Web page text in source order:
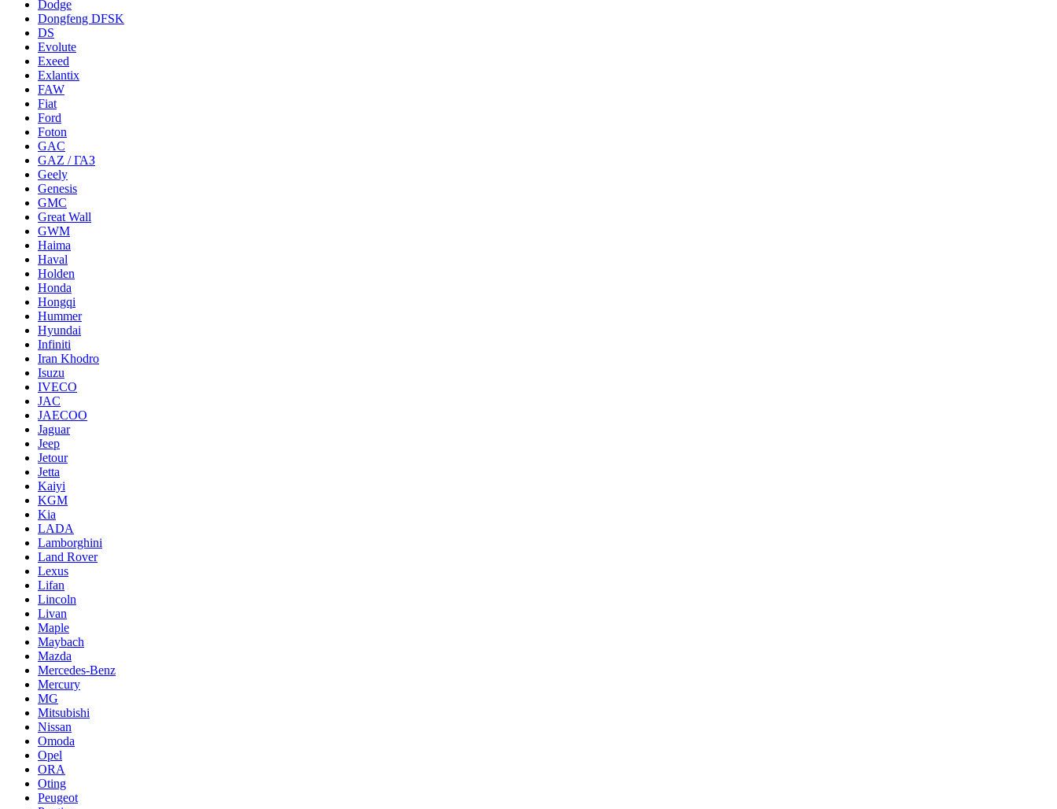
Dodge
Dongfeng DFSK
DS
Evolute
Exeed
Exlantix
FAW
Fiat
Ford
Foton
GAC
GAZ / ГАЗ
Geely
Genesis
GMC
Great Wall
GWM
Haima
Haval
Holden
Honda
Hongqi
Hummer
Hyundai
Infiniti
Iran Khodro
Isuzu
IVECO
JAC
JAECOO
Jaguar
Jeep
Jetour
Jetta
Kaiyi
KGM
Kia
LADA
Lamborghini
Land Rover
Lexus
Lifan
Lincoln
Livan
Maple
Maybach
Mazda
Mercedes-Benz
Mercury
MG
Mitsubishi
Nissan
Omoda
Opel
ORA
Oting
Peugeot